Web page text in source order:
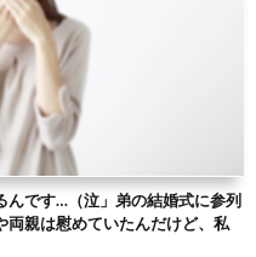
んです…（泣」弟の結婚式に参列
両親は慰めていたんだけど、私